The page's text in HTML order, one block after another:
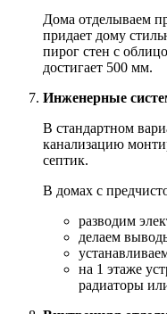
Дома отделываем
придает дому
пирог стен с
достигает 500 мм.
Инженерные
В стандартном
канализацию
септик.
В домах с
разводим
делаем
на 1 этаже
радиаторы